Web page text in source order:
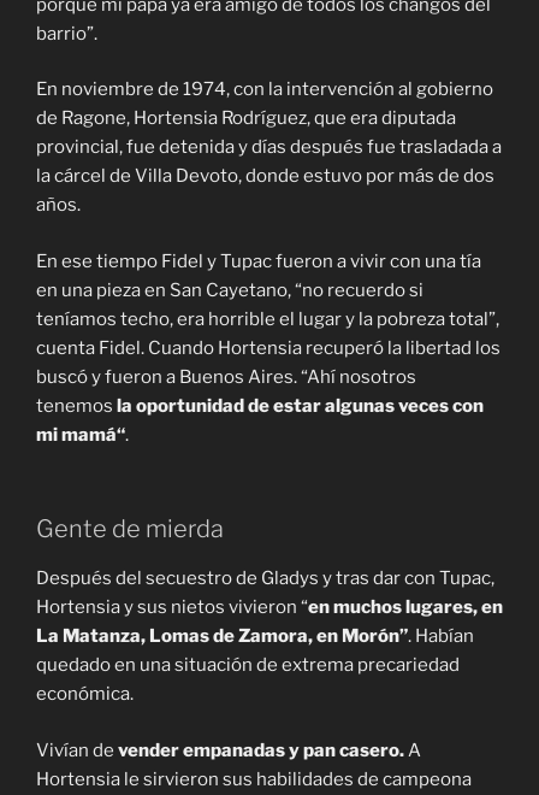
porque mi papá ya era amigo de todos los changos del
barrio”.
En noviembre de 1974, con la intervención al gobierno
de Ragone, Hortensia Rodríguez, que era diputada
provincial, fue detenida y días después fue trasladada a
la cárcel de Villa Devoto, donde estuvo por más de dos
años.
En ese tiempo Fidel y Tupac fueron a vivir con una tía
en una pieza en San Cayetano, “no recuerdo si
teníamos techo, era horrible el lugar y la pobreza total”,
cuenta Fidel. Cuando Hortensia recuperó la libertad los
buscó y fueron a Buenos Aires. “Ahí nosotros
tenemos la oportunidad de estar algunas veces con
mi mamá“.
Gente de mierda
Después del secuestro de Gladys y tras dar con Tupac,
Hortensia y sus nietos vivieron “en muchos lugares,en
La Matanza, Lomas de Zamora, en Morón”. Habían
quedado en una situación de extrema precariedad
económica.
Vivían de vender empanadas y pan casero.A
Hortensia le sirvieron sus habilidades de campeona